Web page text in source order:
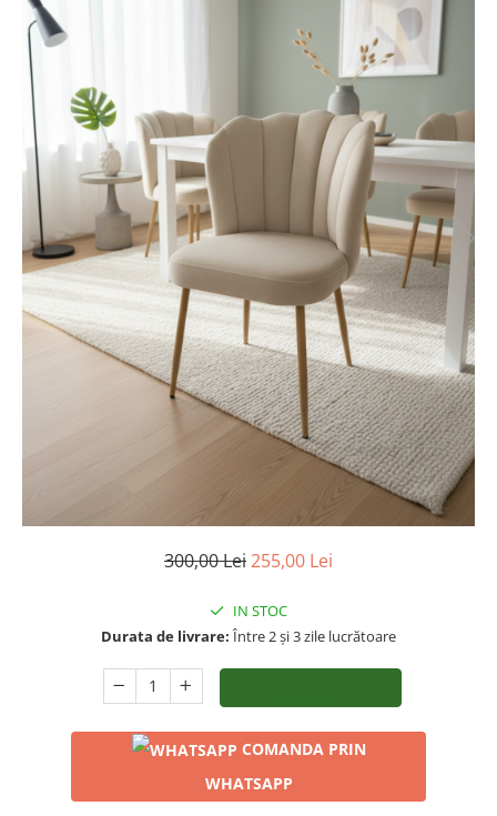
300,00 Lei255,00 Lei
IN STOC
Durata de livrare: Între 2 și 3 zile lucrătoare
COMANDA PRIN
WHATSAPP